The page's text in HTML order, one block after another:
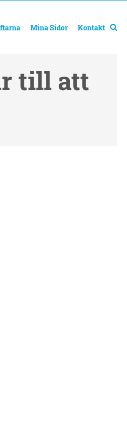
Mina Sidor Kontakt
till att